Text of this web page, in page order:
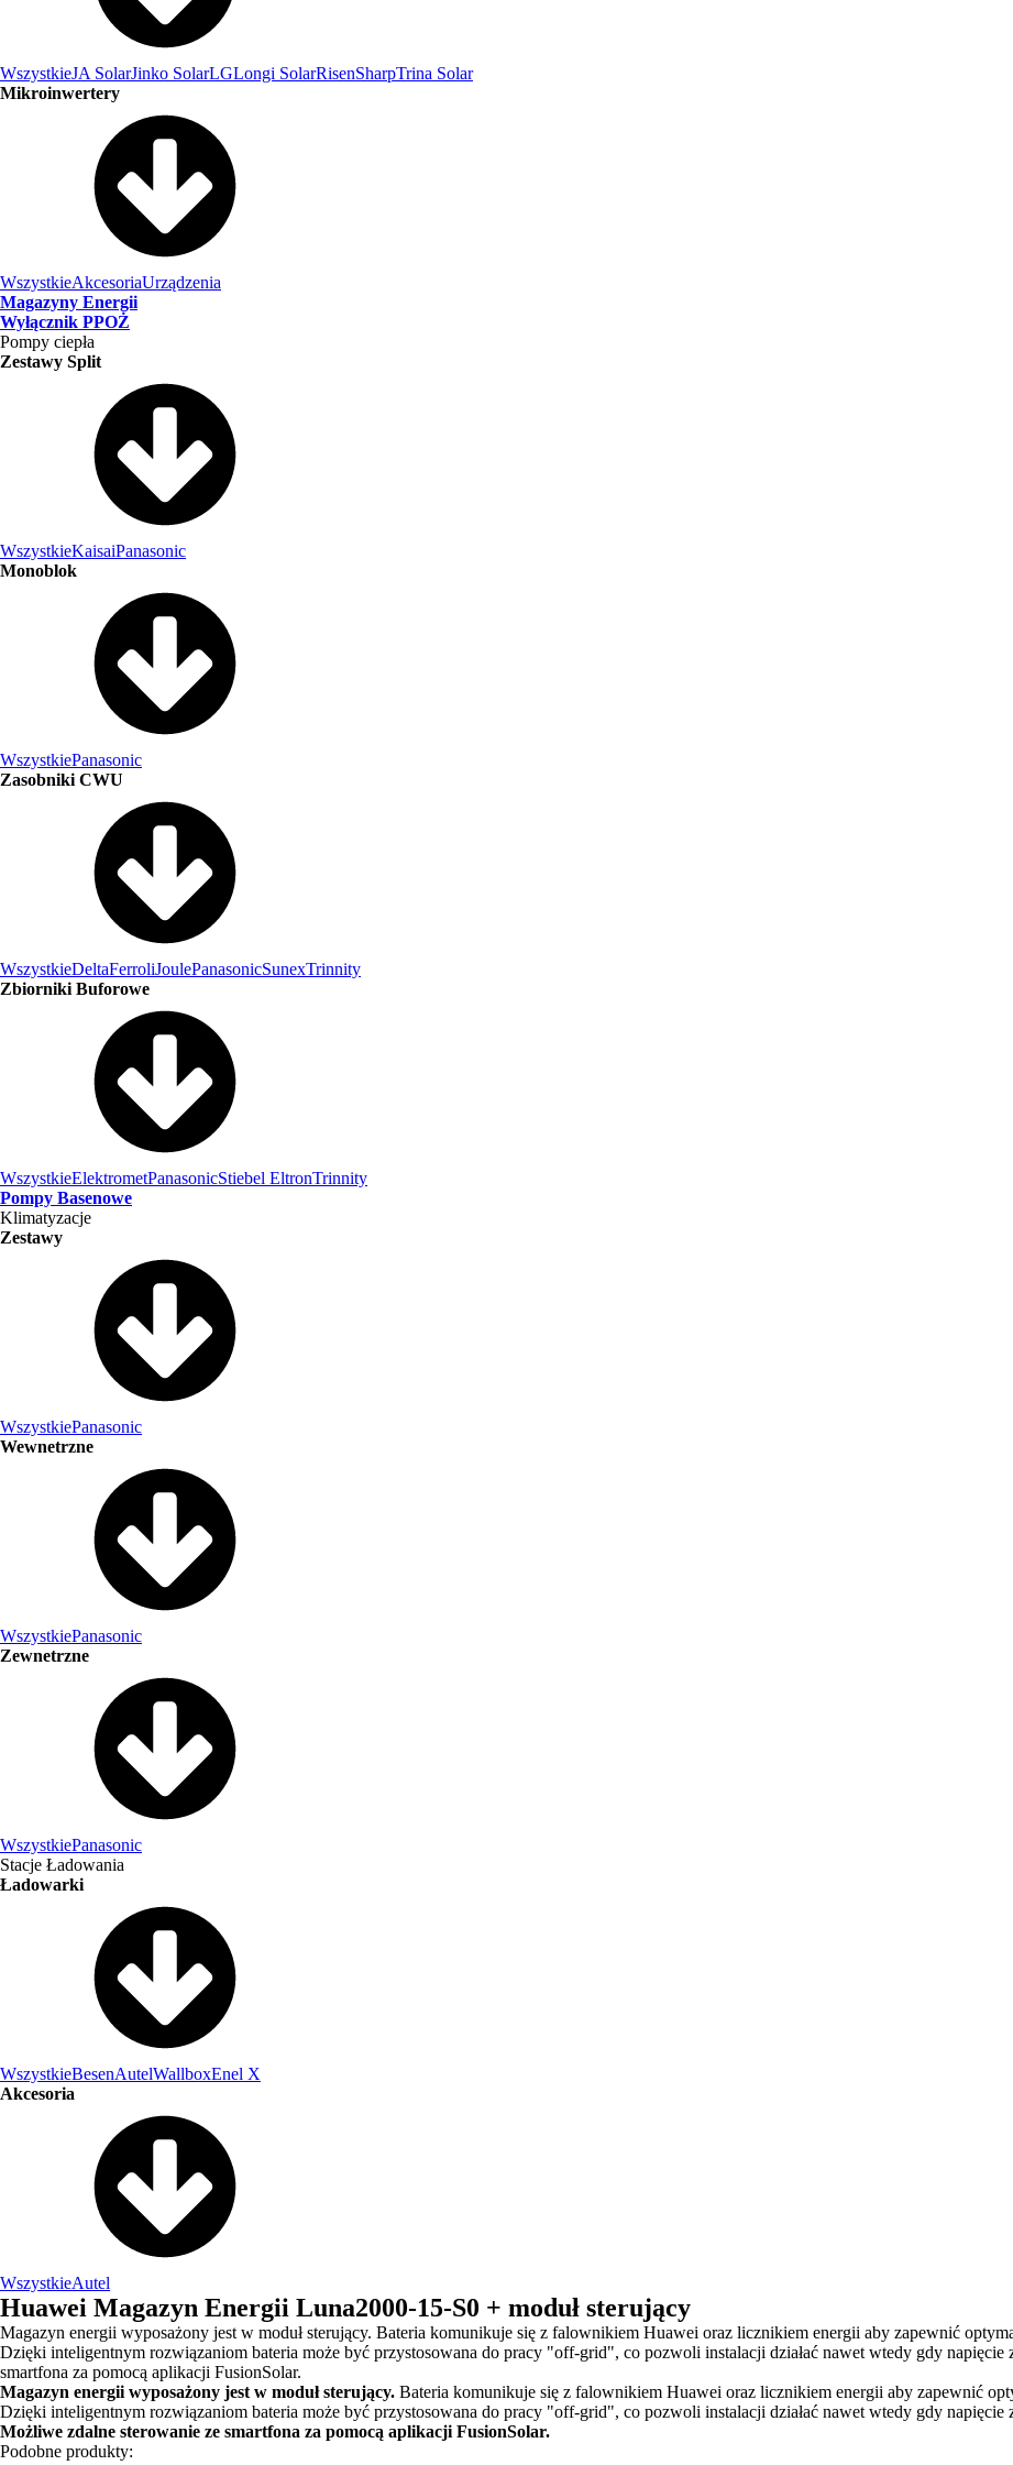
WszystkieJA SolarJinko SolarLGLongi SolarRisenSharpTrina Solar
Mikroinwertery
WszystkieAkcesoriaUrządzenia
Magazyny Energii
Wyłącznik PPOŻ
Pompy ciepła
Zestawy Split
WszystkieKaisaiPanasonic
Monoblok
WszystkiePanasonic
Zasobniki CWU
WszystkieDeltaFerroliJoulePanasonicSunexTrinnity
Zbiorniki Buforowe
WszystkieElektrometPanasonicStiebel EltronTrinnity
Pompy Basenowe
Klimatyzacje
Zestawy
WszystkiePanasonic
Wewnetrzne
WszystkiePanasonic
Zewnetrzne
WszystkiePanasonic
Stacje Ładowania
Ładowarki
WszystkieBesenAutelWallboxEnel X
Akcesoria
WszystkieAutel
Huawei Magazyn Energii Luna2000-15-S0 + moduł sterujący
Magazyn energii wyposażony jest w moduł sterujący. Bateria komunikuje się z falownikiem Huawei oraz licznikiem energii aby zapewnić
Dzięki inteligentnym rozwiązaniom bateria może być przystosowana do pracy "off-grid", co pozwoli instalacji działać nawet wtedy gdy napięcie
smartfona za pomocą aplikacji FusionSolar.
Magazyn energii wyposażony jest w moduł sterujący. Bateria komunikuje się z falownikiem Huawei oraz licznikiem energii aby zapewnić
Dzięki inteligentnym rozwiązaniom bateria może być przystosowana do pracy "off-grid", co pozwoli instalacji działać nawet wtedy gdy napięcie
Możliwe zdalne sterowanie ze smartfona za pomocą aplikacji FusionSolar.
Podobne produkty: